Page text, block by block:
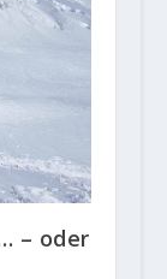
– oder